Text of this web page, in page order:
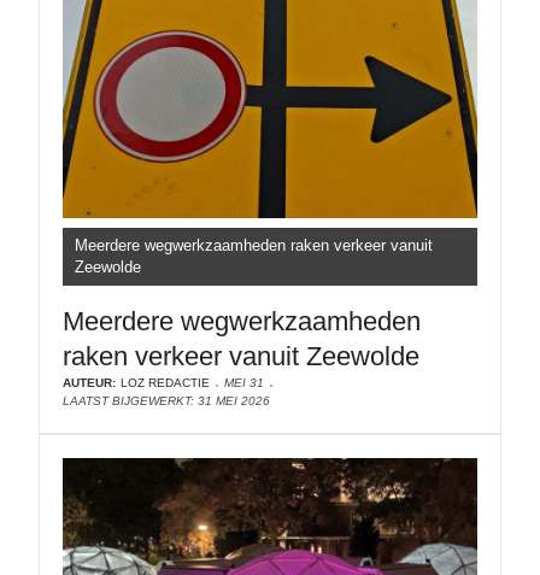
Meerdere wegwerkzaamheden raken verkeer vanuit
Zeewolde
Meerdere wegwerkzaamheden
raken verkeer vanuit Zeewolde
AUTEUR: LOZ REDACTIE
MEI 31
LAATST BIJGEWERKT: 31 MEI 2026